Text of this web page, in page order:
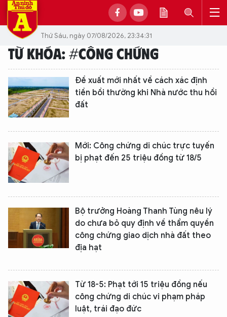
Thứ Sáu, ngày 07/08/2026, 23:34:31
TỪ KHÓA: #CÔNG CHỨNG
Đề xuất mới nhất về cách xác định
tiền bồi thường khi Nhà nước thu hồi
đất
Mới: Công chứng di chúc trực tuyến
bị phạt đến 25 triệu đồng từ 18/5
Bộ trưởng Hoàng Thanh Tùng nêu lý
do chưa bỏ quy định về thẩm quyền
công chứng giao dịch nhà đất theo
địa hạt
Từ 18-5: Phạt tới 15 triệu đồng nếu
công chứng di chúc vi phạm pháp
luật, trái đạo đức